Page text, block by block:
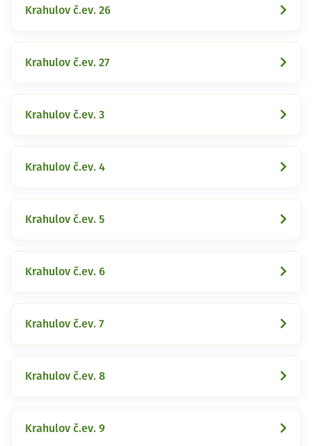
Krahulov č.ev. 26
Krahulov č.ev. 27
Krahulov č.ev. 3
Krahulov č.ev. 4
Krahulov č.ev. 5
Krahulov č.ev. 6
Krahulov č.ev. 7
Krahulov č.ev. 8
Krahulov č.ev. 9